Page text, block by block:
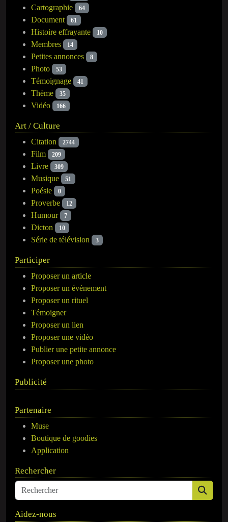
Cartographie 64
Document 61
Histoire effrayante 10
Membres 14
Petites annonces 8
Photo 53
Témoignage 41
Thème 35
Vidéo 166
Art / Culture
Citation 2744
Film 209
Livre 309
Musique 51
Poésie 0
Proverbe 12
Humour 7
Dicton 10
Série de télévision 3
Participer
Proposer un article
Proposer un événement
Proposer un rituel
Témoigner
Proposer un lien
Proposer une vidéo
Publier une petite annonce
Proposer une photo
Publicité
Partenaire
Muse
Boutique de goodies
Application
Rechercher
Aidez-nous